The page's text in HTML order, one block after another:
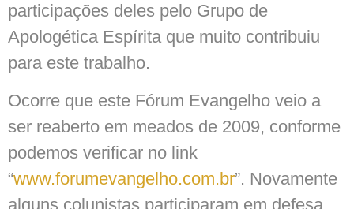
participações deles pelo Grupo de
Apologética Espírita que muito contribuiu
para este trabalho.
Ocorre que este Fórum Evangelho veio a
ser reaberto em meados de 2009, conforme
podemos verificar no link
“www.forumevangelho.com.br”. Novamente
alguns colunistas participaram em defesa